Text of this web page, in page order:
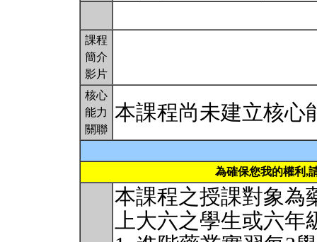
課程
簡介
影片
核心
能力
關聯
本課程尚未建立核心
為確保您我的權利,
本課程之授課對象為
上大六之學生或六年